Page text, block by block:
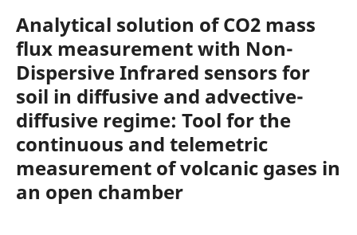
Analytical solution of CO2 mass
flux measurement with Non-
Dispersive Infrared sensors for
soil in diffusive and advective-
diffusive regime: Tool for the
continuous and telemetric
measurement of volcanic gases in
an open chamber